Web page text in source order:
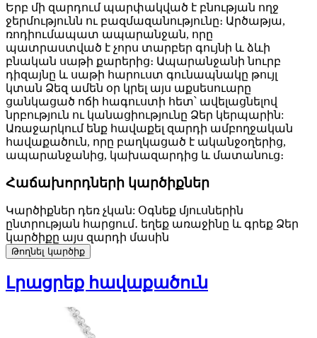
Երբ մի զարդում պարփակված է բնության ողջ
ջերմությունն ու բազմազանությունը։ Արծաթյա,
ռոդիումապատ ապարանջան, որը
պատրաստված է չորս տարբեր գույնի և ձևի
բնական սաթի քարերից։ Ապարանջանի նուրբ
դիզայնը և սաթի հարուստ գունապնակը թույլ
կտան Ձեզ ամեն օր կրել այս աքսեսուարը
ցանկացած ոճի հագուստի հետ՝ ավելացնելով
նրբություն ու կանացիությունը Ձեր կերպարին:
Առաջարկում ենք հավաքել զարդի ամբողջական
հավաքածուն, որը բաղկացած է ականջօղերից,
ապարանջանից, կախազարդից և մատանուց։
Հաճախորդների կարծիքներ
Կարծիքներ դեռ չկան: Օգնեք մյուսներին
ընտրության հարցում․ եղեք առաջինը և գրեք Ձեր
կարծիքը այս զարդի մասին
Թողնել կարծիք
Լրացրեք հավաքածուն